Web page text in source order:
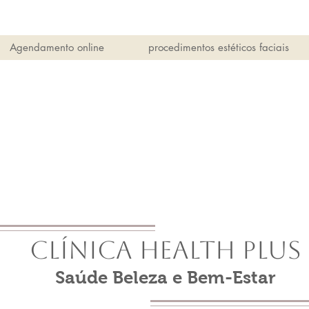
Agendamento online procedimentos estéticos faciais
Clínica Health Plus
Saúde Beleza e Bem-Estar